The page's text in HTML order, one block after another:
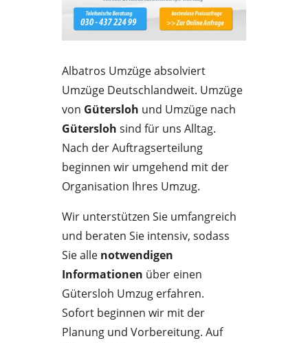
Albatros Umzüge absolviert
Umzüge Deutschlandweit. Umzüge
von Gütersloh und Umzüge nach
Gütersloh sind für uns Alltag.
Nach der Auftragserteilung
beginnen wir umgehend mit der
Organisation Ihres Umzug.
Wir unterstützen Sie umfangreich
und beraten Sie intensiv, sodass
Sie alle notwendigen
Informationen über einen
Gütersloh Umzug erfahren.
Sofort beginnen wir mit der
Planung und Vorbereitung. Auf